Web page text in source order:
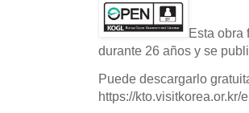
Esta obra
durante 26 años y se
Puede descargarlo
https://kto.visitkorea.or.kr/